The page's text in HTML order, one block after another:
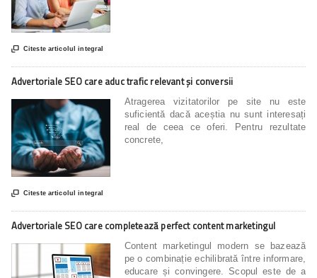
 Citeste articolul integral
Advertoriale SEO care aduc trafic relevant și conversii
Atragerea vizitatorilor pe site nu este
suficientă dacă aceștia nu sunt interesați
real de ceea ce oferi. Pentru rezultate
concrete,
 Citeste articolul integral
Advertoriale SEO care completează perfect content marketingul
Content marketingul modern se bazează
pe o combinație echilibrată între informare,
educare și convingere. Scopul este de a